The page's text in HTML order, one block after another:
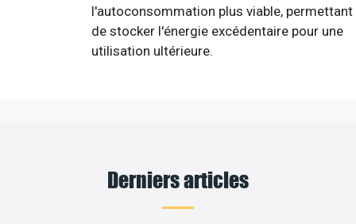
l'autoconsommation plus viable, permettant
de stocker l'énergie excédentaire pour une
utilisation ultérieure.
Derniers articles